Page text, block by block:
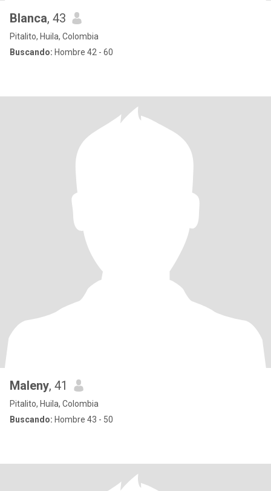
Blanca, 43
Pitalito, Huila, Colombia
Buscando: Hombre 42 - 60
Maleny, 41
Pitalito, Huila, Colombia
Buscando: Hombre 43 - 50